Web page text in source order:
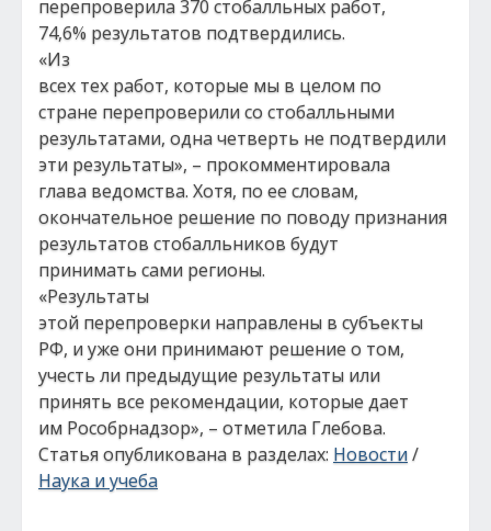
перепроверила 370 стобалльных работ,
74,6% результатов подтвердились.
«Из
всех тех работ, которые мы в целом по
стране перепроверили со стобалльными
результатами, одна четверть не подтвердили
эти результаты», – прокомментировала
глава ведомства. Хотя, по ее словам,
окончательное решение по поводу признания
результатов стобалльников будут
принимать сами регионы.
«Результаты
этой перепроверки направлены в субъекты
РФ, и уже они принимают решение о том,
учесть ли предыдущие результаты или
принять все рекомендации, которые дает
им Рособрнадзор», – отметила Глебова.
Статья опубликована в разделах: Новости/
Наука и учеба